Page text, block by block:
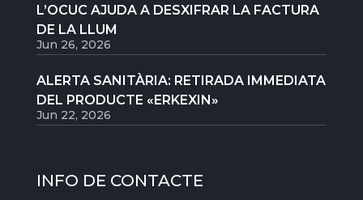
L’OCUC AJUDA A DESXIFRAR LA FACTURA
DE LA LLUM
Jun 26, 2026
ALERTA SANITÀRIA: RETIRADA IMMEDIATA
DEL PRODUCTE «ERKEXIN»
Jun 22, 2026
INFO DE CONTACTE